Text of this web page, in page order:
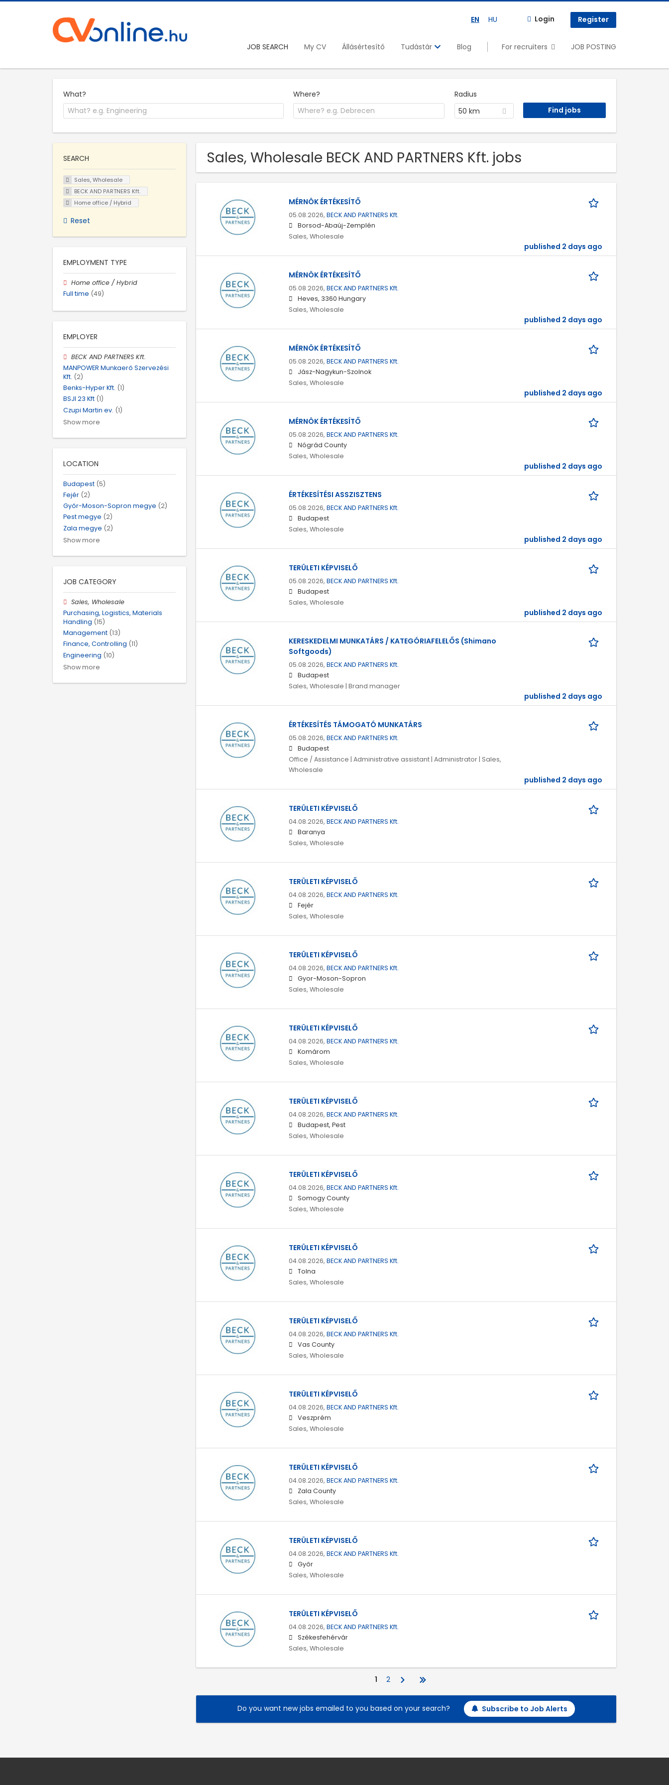
EN HU Login Register
JOB SEARCH My CV Állásértesítő Tudástár Blog For recruiters JOB POSTING
What? Where?
Radius
50 km
Sales, Wholesale BECK AND PARTNERS Kft. jobs
MÉRNÖK ÉRTÉKESÍTŐ
05.08.2026, BECK AND PARTNERS Kft.
Borsod-Abaúj-Zemplén
Sales, Wholesale
published 2 days ago
MÉRNÖK ÉRTÉKESÍTŐ
05.08.2026, BECK AND PARTNERS Kft.
Heves, 3360 Hungary
Sales, Wholesale
published 2 days ago
MÉRNÖK ÉRTÉKESÍTŐ
05.08.2026, BECK AND PARTNERS Kft.
Jász-Nagykun-Szolnok
Sales, Wholesale
published 2 days ago
MÉRNÖK ÉRTÉKESÍTŐ
05.08.2026, BECK AND PARTNERS Kft.
Nógrád County
Sales, Wholesale
published 2 days ago
ÉRTÉKESÍTÉSI ASSZISZTENS
05.08.2026, BECK AND PARTNERS Kft.
Budapest
Sales, Wholesale
published 2 days ago
TERÜLETI KÉPVISELŐ
05.08.2026, BECK AND PARTNERS Kft.
Budapest
Sales, Wholesale
published 2 days ago
KERESKEDELMI MUNKATÁRS / KATEGÓRIAFELELŐS (Shimano
Softgoods)
05.08.2026, BECK AND PARTNERS Kft.
Budapest
Sales, Wholesale | Brand manager
published 2 days ago
ÉRTÉKESÍTÉS TÁMOGATÓ MUNKATÁRS
05.08.2026, BECK AND PARTNERS Kft.
Budapest
Office / Assistance | Administrative assistant | Administrator | Sales,
Wholesale
published 2 days ago
TERÜLETI KÉPVISELŐ
04.08.2026, BECK AND PARTNERS Kft.
Baranya
Sales, Wholesale
TERÜLETI KÉPVISELŐ
04.08.2026, BECK AND PARTNERS Kft.
Fejér
Sales, Wholesale
TERÜLETI KÉPVISELŐ
04.08.2026, BECK AND PARTNERS Kft.
Gyor-Moson-Sopron
Sales, Wholesale
TERÜLETI KÉPVISELŐ
04.08.2026, BECK AND PARTNERS Kft.
Komárom
Sales, Wholesale
TERÜLETI KÉPVISELŐ
04.08.2026, BECK AND PARTNERS Kft.
Budapest, Pest
Sales, Wholesale
TERÜLETI KÉPVISELŐ
04.08.2026, BECK AND PARTNERS Kft.
Somogy County
Sales, Wholesale
TERÜLETI KÉPVISELŐ
04.08.2026, BECK AND PARTNERS Kft.
Tolna
Sales, Wholesale
TERÜLETI KÉPVISELŐ
04.08.2026, BECK AND PARTNERS Kft.
Vas County
Sales, Wholesale
TERÜLETI KÉPVISELŐ
04.08.2026, BECK AND PARTNERS Kft.
Veszprém
Sales, Wholesale
TERÜLETI KÉPVISELŐ
04.08.2026, BECK AND PARTNERS Kft.
Zala County
Sales, Wholesale
TERÜLETI KÉPVISELŐ
04.08.2026, BECK AND PARTNERS Kft.
Győr
Sales, Wholesale
TERÜLETI KÉPVISELŐ
04.08.2026, BECK AND PARTNERS Kft.
Székesfehérvár
Sales, Wholesale
1 2
Do you want new jobs emailed to you based on your search? Subscribe to Job Alerts
SEARCH
Sales, Wholesale
BECK AND PARTNERS Kft.
Home office / Hybrid
Reset
EMPLOYMENT TYPE
Home office / Hybrid
Full time (49)
EMPLOYER
BECK AND PARTNERS Kft.
MANPOWER Munkaerő Szervezési
Kft. (2)
Benks-Hyper Kft. (1)
BSJI 23 Kft (1)
Czupi Martin ev. (1)
Show more
LOCATION
Budapest (5)
Fejér (2)
Győr-Moson-Sopron megye (2)
Pest megye (2)
Zala megye (2)
Show more
JOB CATEGORY
Sales, Wholesale
Purchasing, Logistics, Materials
Handling (15)
Management (13)
Finance, Controlling (11)
Engineering (10)
Show more